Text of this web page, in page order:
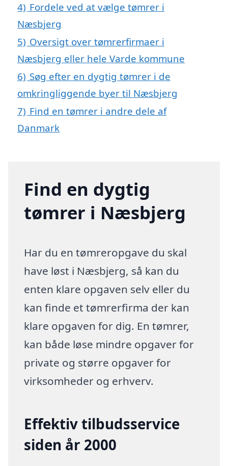
4) Fordele ved at vælge tømrer i
Næsbjerg
5) Oversigt over tømrerfirmaer i
Næsbjerg eller hele Varde kommune
6) Søg efter en dygtig tømrer i de
omkringliggende byer til Næsbjerg
7) Find en tømrer i andre dele af
Danmark
Find en dygtig
tømrer i Næsbjerg
Har du en tømreropgave du skal
have løst i Næsbjerg, så kan du
enten klare opgaven selv eller du
kan finde et tømrerfirma der kan
klare opgaven for dig. En tømrer,
kan både løse mindre opgaver for
private og større opgaver for
virksomheder og erhverv.
Effektiv tilbudsservice
siden år 2000